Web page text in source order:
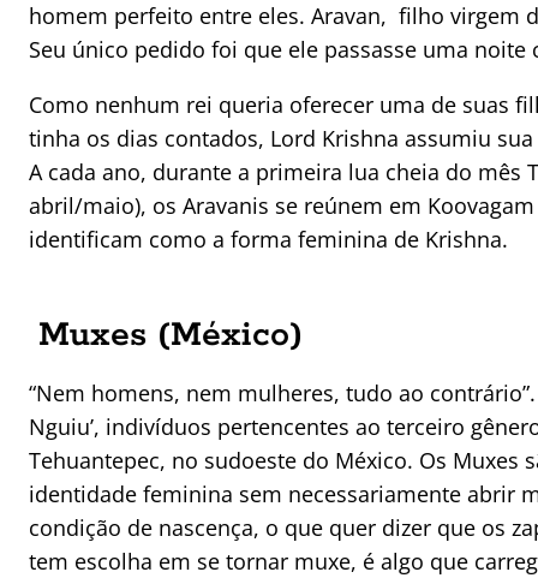
homem perfeito entre eles. Aravan, filho virgem
Seu único pedido foi que ele passasse uma
Como nenhum rei queria oferecer uma de suas
tinha os dias contados, Lord Krishna assumiu
A cada ano, durante a primeira lua cheia do mês
abril/maio), os Aravanis se reúnem em
identificam como a forma feminina de Krishna.
Muxes (México)
“Nem homens, nem mulheres, tudo ao
Nguiu’, indivíduos pertencentes ao terceiro
Tehuantepec, no sudoeste do México. Os Muxes
identidade feminina sem necessariamente abrir
condição de nascença, o que quer dizer que os
tem escolha em se tornar muxe, é algo que